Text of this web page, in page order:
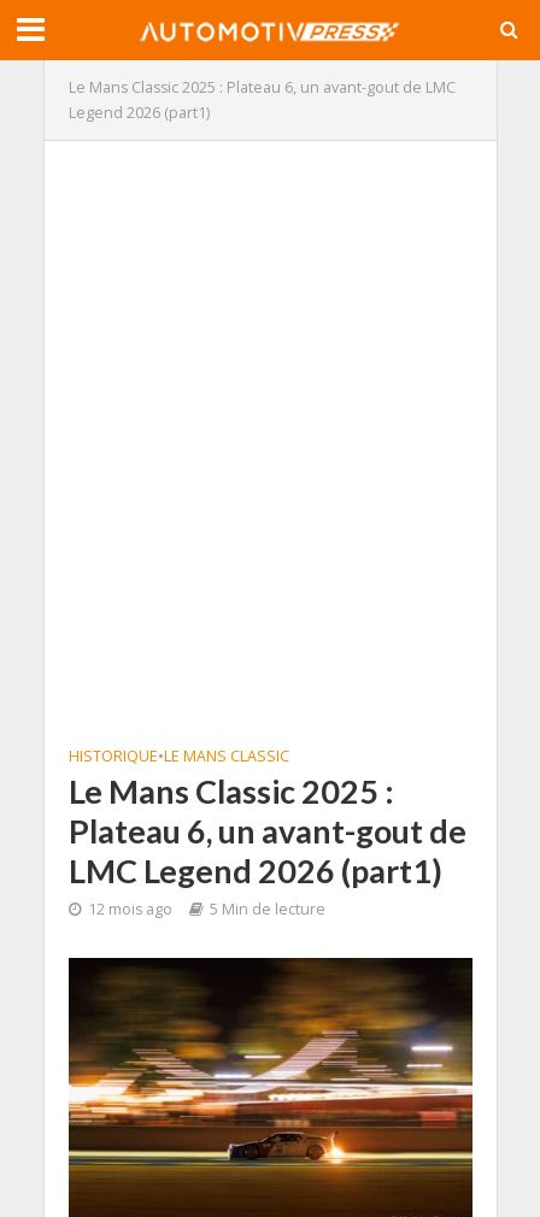
Le Mans Classic 2025 : Plateau 6, un avant-gout de LMC
Legend 2026 (part1)
HISTORIQUE•LE MANS CLASSIC
Le Mans Classic 2025 :
Plateau 6, un avant-gout de
LMC Legend 2026 (part1)
12 mois ago 5 Min de lecture